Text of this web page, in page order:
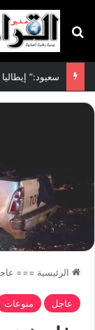
بحث عن
الرئيسية ===
عاجل منوعات